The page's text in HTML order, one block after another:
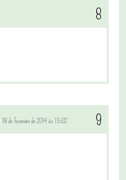
18 de fevereiro de 2014 às 15:02